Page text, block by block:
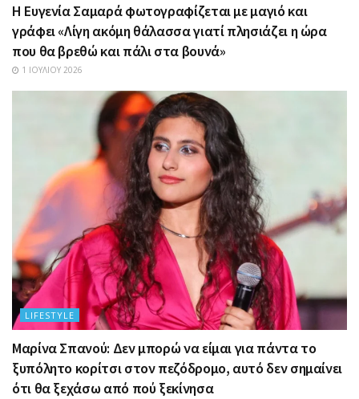
Η Ευγενία Σαμαρά φωτογραφίζεται με μαγιό και
γράφει «Λίγη ακόμη θάλασσα γιατί πλησιάζει η ώρα
που θα βρεθώ και πάλι στα βουνά»
1 ΙΟΥΛΊΟΥ 2026
LIFESTYLE
Μαρίνα Σπανού: Δεν μπορώ να είμαι για πάντα το
ξυπόλητο κορίτσι στον πεζόδρομο, αυτό δεν σημαίνει
ότι θα ξεχάσω από πού ξεκίνησα